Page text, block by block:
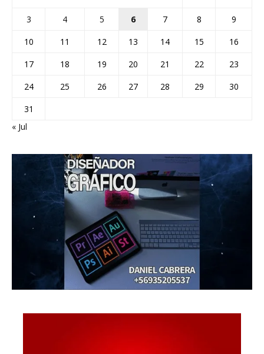
3
4 5 6 7 8
9
10
11 12 13 14 15
16
17
18 19 20 21 22
23
24
25 26 27 28 29
30
31
« Jul